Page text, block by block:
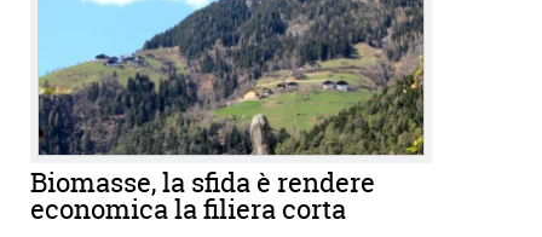
Biomasse, la sfida è rendere
economica la filiera corta